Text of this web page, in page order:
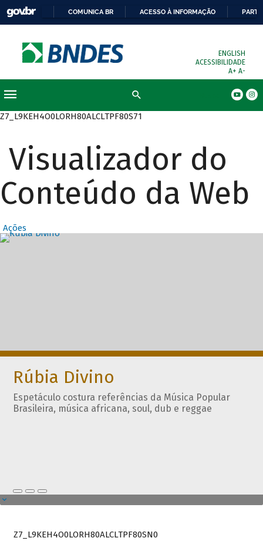
COMUNICA BR ACESSO À INFORMAÇÃO
ENGLISH
ACESSIBILIDADE
A+ A-
Z7_L9KEH4O0LORH80ALCLTPF80S71
Visualizador do
Conteúdo da Web
Ações
Destaques
Rúbia Divino
Espetáculo costura referências da Música Popular
Brasileira, música africana, soul, dub e reggae
Z7_L9KEH4O0LORH80ALCLTPF80SN0